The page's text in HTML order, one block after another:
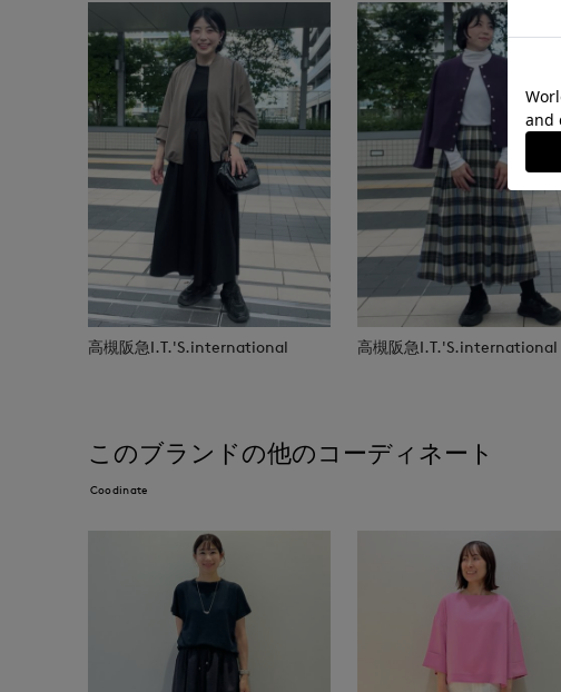
高槻阪急I.T.'S.international 高槻阪急I.T.'S.international
このブランドの他のコーディネート
Coodinate